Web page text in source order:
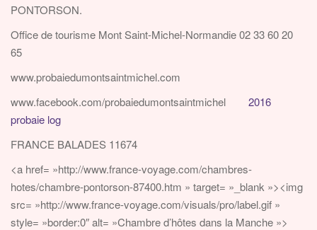
PONTORSON.
Office de tourisme Mont Saint-Michel-Normandie 02 33 60 20
65
www.probaiedumontsaintmichel.com
www.facebook.com/probaiedumontsaintmichel 2016
probaie log
FRANCE BALADES 11674
<a href= »http://www.france-voyage.com/chambres-
hotes/chambre-pontorson-87400.htm » target= »_blank »><img
src= »http://www.france-voyage.com/visuals/pro/label.gif »
style= »border:0″ alt= »Chambre d’hôtes dans la Manche »>